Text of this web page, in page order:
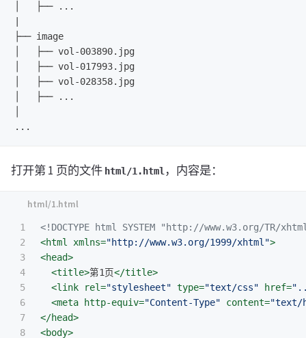
│   ├── ...
├── image
│   ├── vol-003890.jpg
│   ├── vol-017993.jpg
│   ├── vol-028358.jpg
│   ├── ...
打开第 1 页的文件 html/1.html ，内容是：
1
2
3
4
5
6
7
8
<!DOCTYPE html SYSTEM "http://www.w3.org/TR/
<html
xmlns="http://www.w3.org/1999/xhtml">
<head>
<title>第1页</title>
<link
rel="stylesheet" type="text/css" href=
<meta
http-equiv="Content-Type" content="text/
</head>
<body>